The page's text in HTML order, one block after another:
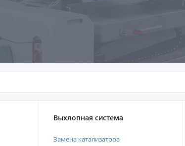
Выхлопная система
Замена катализатора